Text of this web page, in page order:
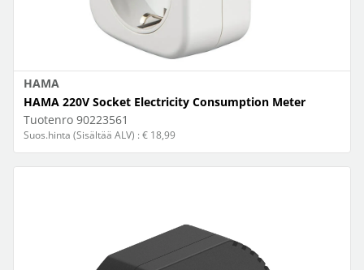
HAMA
HAMA 220V Socket Electricity Consumption Meter
Tuotenro 90223561
Suos.hinta (Sisältää ALV) : € 18,99